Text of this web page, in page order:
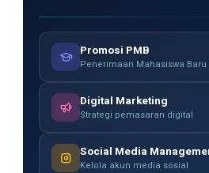
Promosi PMB
Penerimaan Mahasiswa Baru
Digital Marketing
Strategi pemasaran digital
Social Media
Kelola akun media sosial